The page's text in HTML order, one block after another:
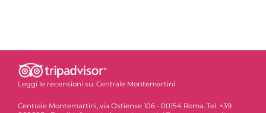
Leggi le recensioni su: Centrale Montemartini
Centrale Montemartini, via Ostiense 106 - 00154 Roma. Tel. +39